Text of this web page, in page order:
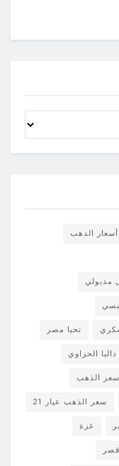
أسعار الذهب
مدبولي
تحيا مصر
داليا الحزاوي
سعر الذهب
سعر الذهب عيار 21
غزة